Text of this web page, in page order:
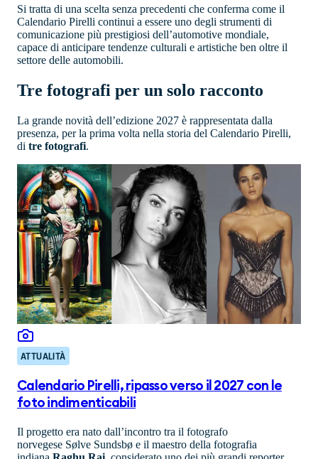
Si tratta di una scelta senza precedenti che conferma come il
Calendario Pirelli continui a essere uno degli strumenti di
comunicazione più prestigiosi dell’automotive mondiale,
capace di anticipare tendenze culturali e artistiche ben oltre il
settore delle automobili.
Tre fotografi per un solo racconto
La grande novità dell’edizione 2027 è rappresentata dalla
presenza, per la prima volta nella storia del Calendario Pirelli,
di tre fotografi.
ATTUALITÀ
Calendario Pirelli, ripasso verso il 2027 con le
foto indimenticabili
Il progetto era nato dall’incontro tra il fotografo
norvegese Sølve Sundsbø e il maestro della fotografia